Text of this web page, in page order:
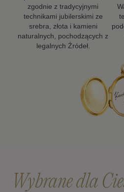
zgodnie z tradycyjnymi
technikami jubilerskimi ze
srebra, złota i kamieni
naturalnych, pochodzących z
legalnych Źródeł.
Wybrane dla